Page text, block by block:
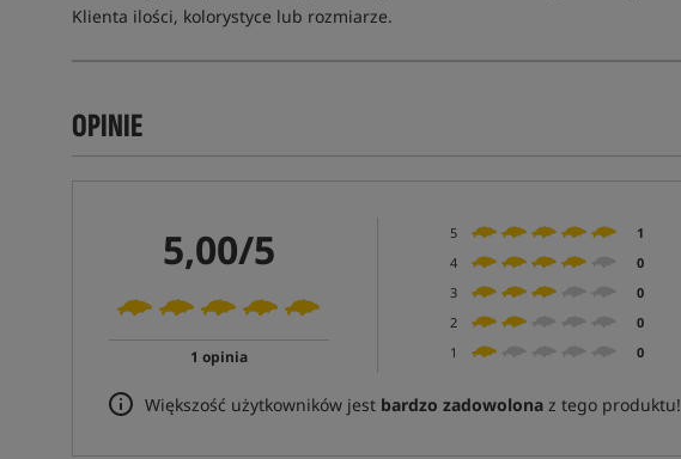
Klienta ilości, kolorystyce lub rozmiarze.
OPINIE
5,00/5
1 opinia
5
1
4
0
3
0
2
0
1
0
Większość użytkowników jest bardzo zadowolonaz tego produktu!